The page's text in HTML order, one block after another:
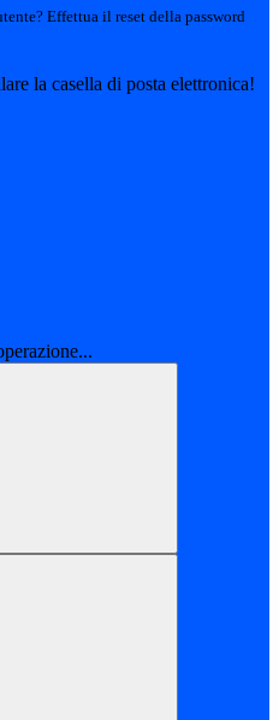
Effettua il reset della password
la casella di posta elettronica!